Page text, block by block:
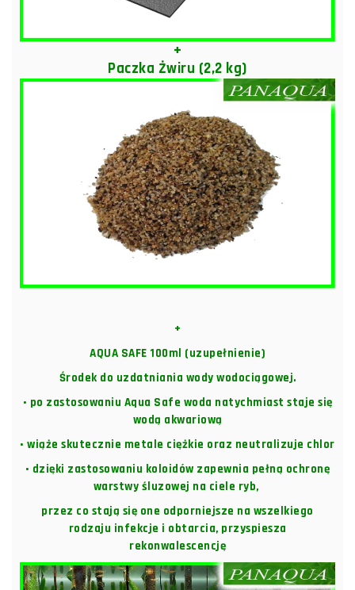
+
Paczka Żwiru (2,2 kg)
+
AQUA SAFE 100ml (uzupełnienie)
Środek do uzdatniania wody wodociągowej.
• po zastosowaniu Aqua Safe woda natychmiast staje się
wodą akwariową
• wiąże skutecznie metale ciężkie oraz neutralizuje chlor
• dzięki zastosowaniu koloidów zapewnia pełną ochronę
warstwy śluzowej na ciele ryb,
przez co stają się one odporniejsze na wszelkiego
rodzaju infekcje i obtarcia, przyspiesza
rekonwalescencję